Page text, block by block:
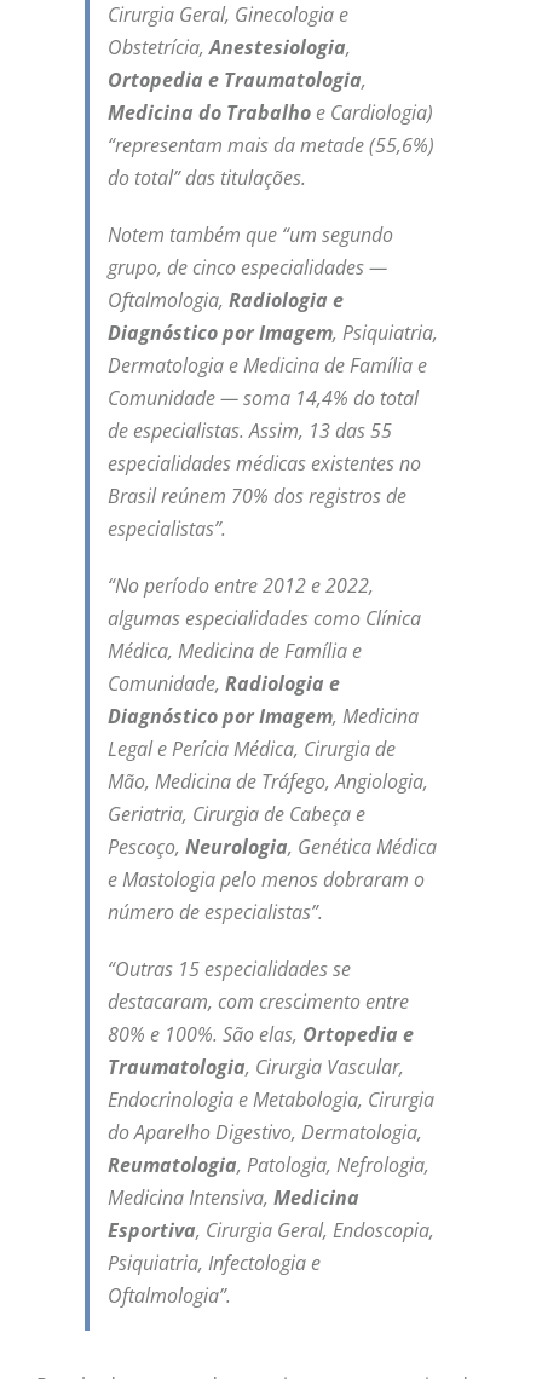
Cirurgia Geral, Ginecologia e
Obstetrícia,Anestesiologia,
Ortopedia e Traumatologia,
Medicina do Trabalhoe Cardiologia)
“representam mais da metade (55,6%)
do total” das titulações.
Notem também que “um segundo
grupo, de cinco especialidades —
Oftalmologia, Radiologia e
Diagnóstico por Imagem, Psiquiatria,
Dermatologia e Medicina de Família e
Comunidade — soma 14,4% do total
de especialistas. Assim, 13 das 55
especialidades médicas existentes no
Brasil reúnem 70% dos registros de
especialistas”.
“No período entre 2012 e 2022,
algumas especialidades como Clínica
Médica, Medicina de Família e
Comunidade, Radiologia e
Diagnóstico por Imagem, Medicina
Legal e Perícia Médica, Cirurgia de
Mão, Medicina de Tráfego, Angiologia,
Geriatria, Cirurgia de Cabeça e
Pescoço, Neurologia, Genética Médica
e Mastologia pelo menos dobraram o
número de especialistas”.
“Outras 15 especialidades se
destacaram, com crescimento entre
80% e 100%. São elas, Ortopedia e
Traumatologia, Cirurgia Vascular,
Endocrinologia e Metabologia, Cirurgia
do Aparelho Digestivo, Dermatologia,
Reumatologia, Patologia, Nefrologia,
Medicina Intensiva, Medicina
Esportiva, Cirurgia Geral, Endoscopia,
Psiquiatria, Infectologia e
Oftalmologia”.